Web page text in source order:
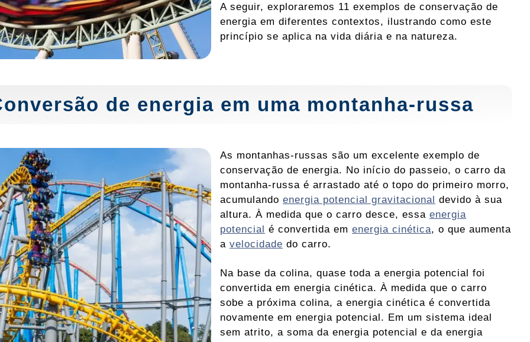
A seguir, exploraremos 11 exemplos de conservação de
energia em diferentes contextos, ilustrando como este
princípio se aplica na vida diária e na natureza.
de energia em uma montanha-russa
As montanhas-russas são um excelente exemplo de
conservação de energia. No início do passeio, o carro da
montanha-russa é arrastado até o topo do primeiro morro,
acumulando energia potencial gravitacional devido à sua
altura. À medida que o carro desce, essa energia
potencial é convertida em energia cinética, o que aumenta
a velocidade do carro.
Na base da colina, quase toda a energia potencial foi
convertida em energia cinética. À medida que o carro
sobe a próxima colina, a energia cinética é convertida
novamente em energia potencial. Em um sistema ideal
sem atrito, a soma da energia potencial e da energia